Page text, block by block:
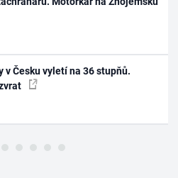
Česku vyletí na 36 stupňů.